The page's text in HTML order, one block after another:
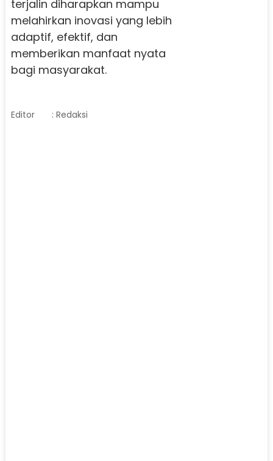
terjalin diharapkan mampu
melahirkan inovasi yang lebih
adaptif, efektif, dan
memberikan manfaat nyata
bagi masyarakat.
Editor : Redaksi